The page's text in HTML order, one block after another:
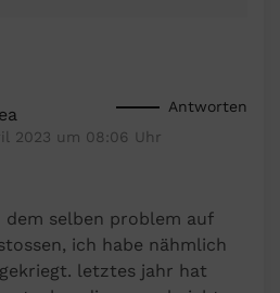
2023 um 08:06 Uhr
Antworten
dem selben problem auf
ich habe nähmlich
letztes jahr hat